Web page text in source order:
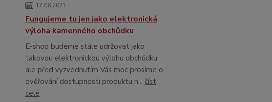
17.06.2021
Fungujeme tu jen jako elektronická
výloha kamenného obchůdku
E-shop budeme stále udržovat jako
takovou elektronickou výlohu obchůdku,
ale před vyzvednutím Vás moc prosíme o
ověřování dostupnosti produktu n... číst
celé